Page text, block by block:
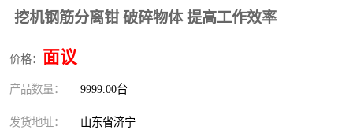
挖机钢筋分离钳 破碎物体 提高工作效率
价格： 面议
产品数量： 9999.00台
发货地址： 山东省济宁
挖树机 拓荒机
滚筒筛
挖掘机破碎斗